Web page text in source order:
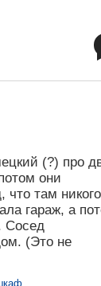
(?) про
они
там никого
гараж, а
Сосед
(Это не